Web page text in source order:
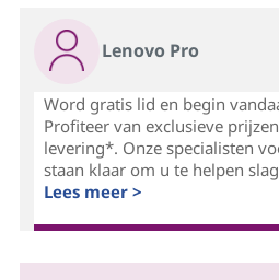
Lenovo Pro
Word gratis lid en begin
Profiteer van exclusieve
levering*. Onze specialisten
staan klaar om u te helpen
Lees meer >